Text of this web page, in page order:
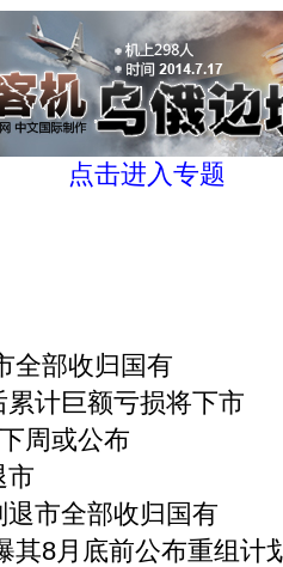
点击进入专题
全部收归国有
计巨额亏损将下市
周或公布
市
市全部收归国有
其8月底前公布重组计